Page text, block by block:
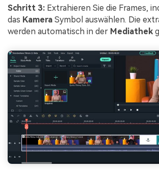
Schritt 3: Extrahieren Sie die Frames,
das Kamera Symbol auswählen. Die
werden automatisch in der Mediathek